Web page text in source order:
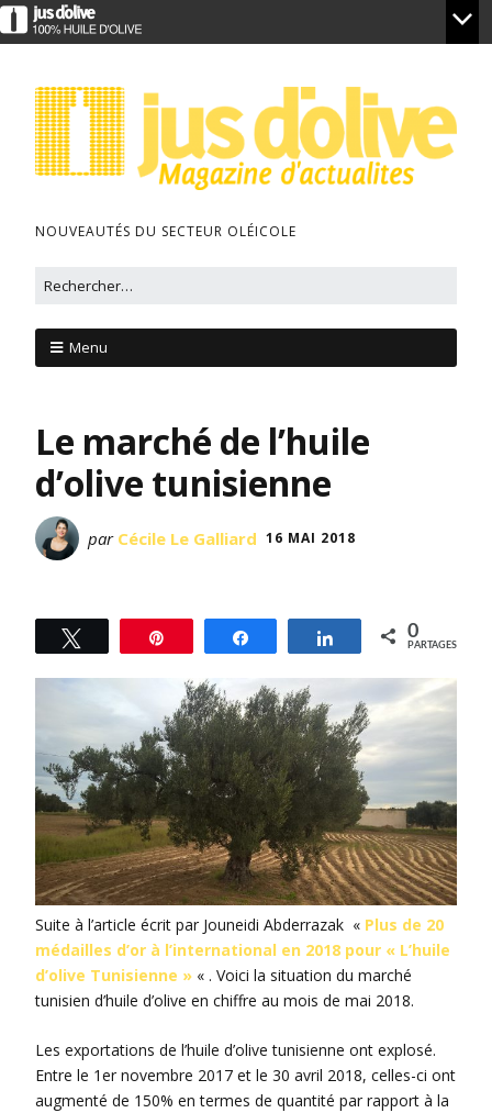
NOUVEAUTÉS DU SECTEUR OLÉICOLE
Menu
Le marché de l’huile
d’olive tunisienne
par Cécile Le Galliard 16 MAI 2018
Tweetez Partagez Partagez 0
PARTAGES
Suite à l’article écrit par Jouneidi Abderrazak « Plus de 20
médailles d’or à l’international en 2018 pour « L’huile
d’olive Tunisienne » « . Voici la situation du marché
tunisien d’huile d’olive en chiffre au mois de mai 2018.
Les exportations de l’huile d’olive tunisienne ont explosé.
Entre le 1er novembre 2017 et le 30 avril 2018, celles-ci ont
augmenté de 150% en termes de quantité par rapport à la